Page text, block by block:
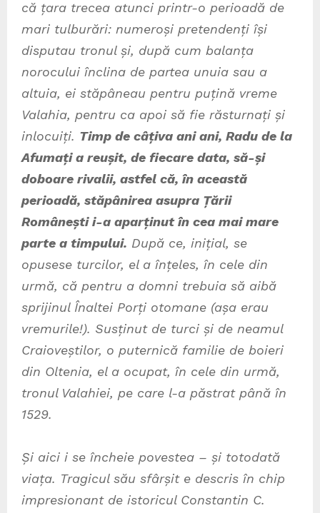
că țara trecea atunci printr-o perioadă de
mari tulburări: numeroși pretendenți își
disputau tronul și, după cum balanța
norocului înclina de partea unuia sau a
altuia, ei stăpâneau pentru puțină vreme
Valahia, pentru ca apoi să fie răsturnați și
inlocuiți. Timp de câțiva ani ani, Radu de la
Afumați a reușit, de fiecare data, să-și
doboare rivalii, astfel că, în această
perioadă, stăpânirea asupra Țării
Românești i-a aparținut în cea mai mare
parte a timpului. După ce, inițial, se
opusese turcilor, el a înțeles, în cele din
urmă, că pentru a domni trebuia să aibă
sprijinul Înaltei Porți otomane (așa erau
vremurile!). Susținut de turci și de neamul
Craioveștilor, o puternică familie de boieri
din Oltenia, el a ocupat, în cele din urmă,
tronul Valahiei, pe care l-a păstrat până în
1529.
Și aici i se încheie povestea – și totodată
viața. Tragicul său sfârșit e descris în chip
impresionant de istoricul Constantin C.